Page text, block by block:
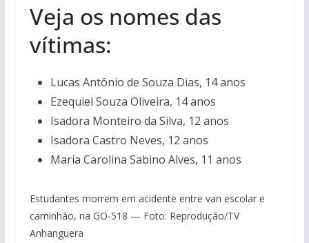
Veja os nomes das
vítimas:
Lucas Antônio de Souza Dias, 14 anos
Ezequiel Souza Oliveira, 14 anos
Isadora Monteiro da Silva, 12 anos
Isadora Castro Neves, 12 anos
Maria Carolina Sabino Alves, 11 anos
Estudantes morrem em acidente entre van escolar e
caminhão, na GO-518 — Foto: Reprodução/TV
Anhanguera